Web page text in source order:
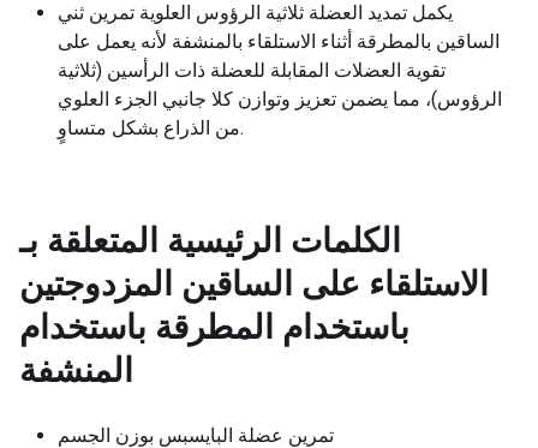
يكمل تمديد العضلة ثلاثية الرؤوس العلوية تمرين ثني
الساقين بالمطرقة أثناء الاستلقاء بالمنشفة لأنه يعمل على
تقوية العضلات المقابلة للعضلة ذات الرأسين (ثلاثية
الرؤوس)، مما يضمن تعزيز وتوازن كلا جانبي الجزء العلوي
من الذراع بشكل متساوٍ.
الكلمات الرئيسية المتعلقة بـ
الاستلقاء على الساقين المزدوجتين
باستخدام المطرقة باستخدام
المنشفة
تمرين عضلة البايسبس بوزن الجسم